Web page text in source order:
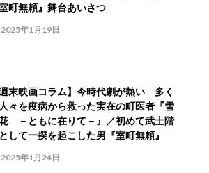
室町無頼』舞台あいさつ
2025年1月19日
週末映画コラム】今時代劇が熱い 多く
々を疫病から救った実在の町医者『雪
－ともに在りて－』／初めて武士階
して一揆を起こした男『室町無頼』
2025年1月24日